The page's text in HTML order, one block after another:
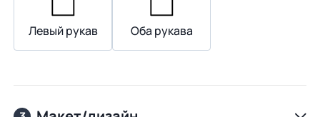
Левый рукав Оба рукава